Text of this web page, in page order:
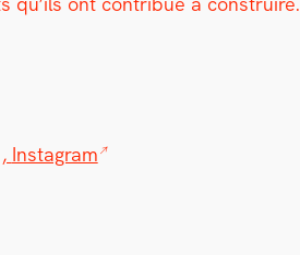
, Insta­gram